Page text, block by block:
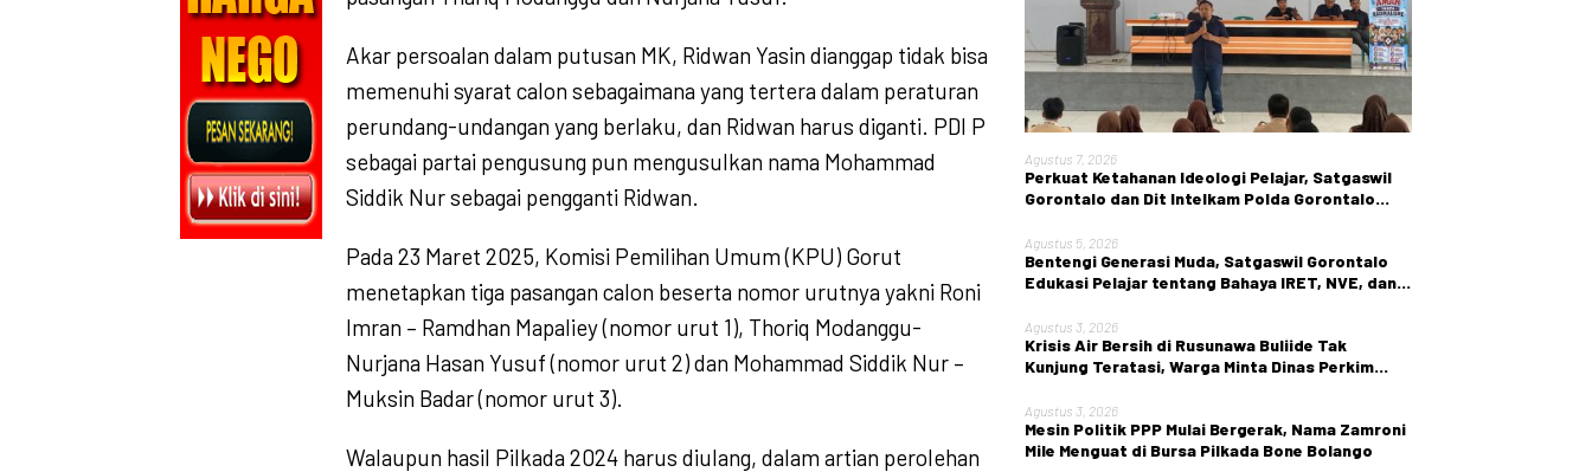
Akar persoalan dalam putusan MK, Ridwan Yasin dianggap tidak bisa
memenuhi syarat calon sebagaimana yang tertera dalam peraturan
perundang-undangan yang berlaku, dan Ridwan harus diganti. PDI P
sebagai partai pengusung pun mengusulkan nama Mohammad
Siddik Nur sebagai pengganti Ridwan.
Pada 23 Maret 2025, Komisi Pemilihan Umum (KPU) Gorut
menetapkan tiga pasangan calon beserta nomor urutnya yakni Roni
Imran – Ramdhan Mapaliey (nomor urut 1), Thoriq Modanggu-
Nurjana Hasan Yusuf (nomor urut 2) dan Mohammad Siddik Nur –
Muksin Badar (nomor urut 3).
Walaupun hasil Pilkada 2024 harus diulang, dalam artian perolehan
Agustus 7, 2026
Perkuat Ketahanan Ideologi Pelajar, Satgaswil
Gorontalo dan Dit Intelkam Polda Gorontalo
Negeri 1 Kabila
Agustus 5, 2026
Bentengi Generasi Muda, Satgaswil Gorontalo
Edukasi Pelajar tentang Bahaya IRET, NVE, dan
Agustus 3, 2026
Krisis Air Bersih di Rusunawa Buliide Tak
Kunjung Teratasi, Warga Minta Dinas Perkim
Agustus 3, 2026
Mesin Politik PPP Mulai Bergerak, Nama Zamroni
Mile Menguat di Bursa Pilkada Bone Bolango